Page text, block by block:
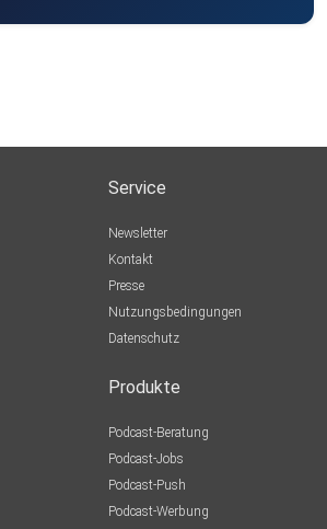
Service
Newsletter
Kontakt
Presse
Nutzungsbedingungen
Datenschutz
Produkte
Podcast-Beratung
Podcast-Jobs
Podcast-Push
Podcast-Werbung